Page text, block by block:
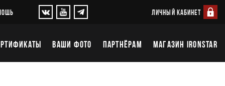
ЛИЧНЫЙ КАБИНЕТ
ВАШИ ФОТО ПАРТНЁРАМ МАГАЗИН IRONSTAR